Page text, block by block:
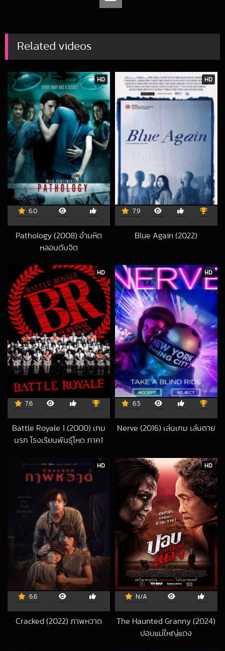
Related videos
HD
6.0
Pathology (2008) อำมหิต
หลอนดับจิต
HD
7.9
Blue Again (2022)
HD
7.6
Battle Royale 1 (2000) เกม
นรก โรงเรียนพันธุ์โหด ภาค1
HD
6.5
Nerve (2016) เล่นเกม เล่นตาย
HD
6.6
Cracked (2022) ภาพหวาด
HD
N/A
The Haunted Granny (2024)
ปอบแม่ใหญ่แดง